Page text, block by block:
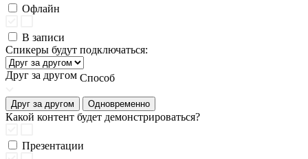
Офлайн
В записи
Спикеры будут подключаться:
Друг за другом Способ
Друг за другом Одновременно
Какой контент будет демонстрироваться?
Презентации